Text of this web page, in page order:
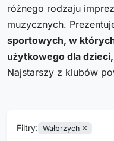
różnego rodzaju
muzycznych.
sportowych, w
użytkowego dla
Najstarszy z klubów
Filtry: Wałbrzych